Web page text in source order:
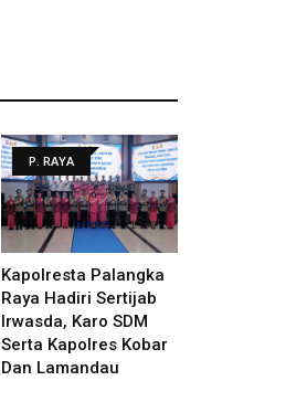
P. RAYA
Kapolresta Palangka
Raya Hadiri Sertijab
Irwasda, Karo SDM
Serta Kapolres Kobar
Dan Lamandau